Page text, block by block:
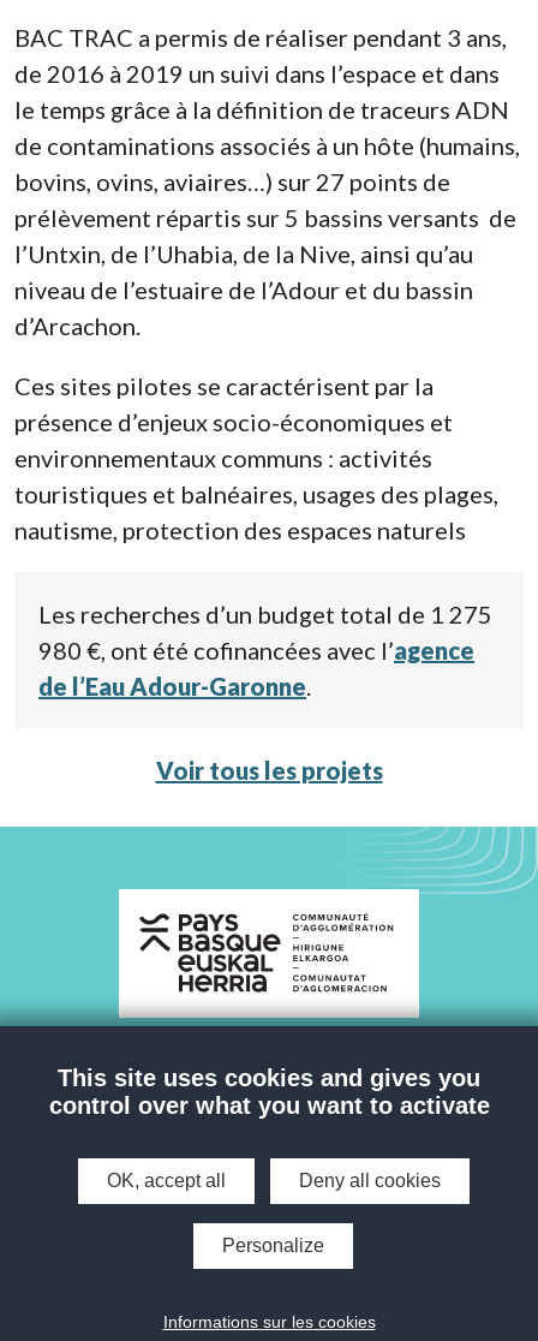
BAC TRAC a permis de réaliser pendant 3 ans,
de 2016 à 2019 un suivi dans l’espace et dans
le temps grâce à la définition de traceurs ADN
de contaminations associés à un hôte (humains,
bovins, ovins, aviaires…) sur 27 points de
prélèvement répartis sur 5 bassins versants de
l’Untxin, de l’Uhabia, de la Nive, ainsi qu’au
niveau de l’estuaire de l’Adour et du bassin
d’Arcachon.
Ces sites pilotes se caractérisent par la
présence d’enjeux socio-économiques et
environnementaux communs : activités
touristiques et balnéaires, usages des plages,
nautisme, protection des espaces naturels
Les recherches d’un budget total de 1 275
980 €, ont été cofinancées avec l’agence
de l’Eau Adour-Garonne.
Voir tous les projets
NOUS CONTACTER
This site uses cookies and gives you
control over what you want to activate
OK, accept all Deny all cookies
Personalize
Informations sur les cookies